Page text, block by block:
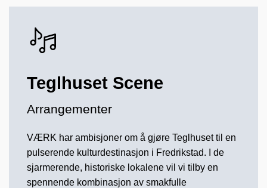
Teglhuset Scene
Arrangementer
VÆRK har ambisjoner om å gjøre Teglhuset til en
pulserende kulturdestinasjon i Fredrikstad. I de
sjarmerende, historiske lokalene vil vi tilby en
spennende kombinasjon av smakfulle